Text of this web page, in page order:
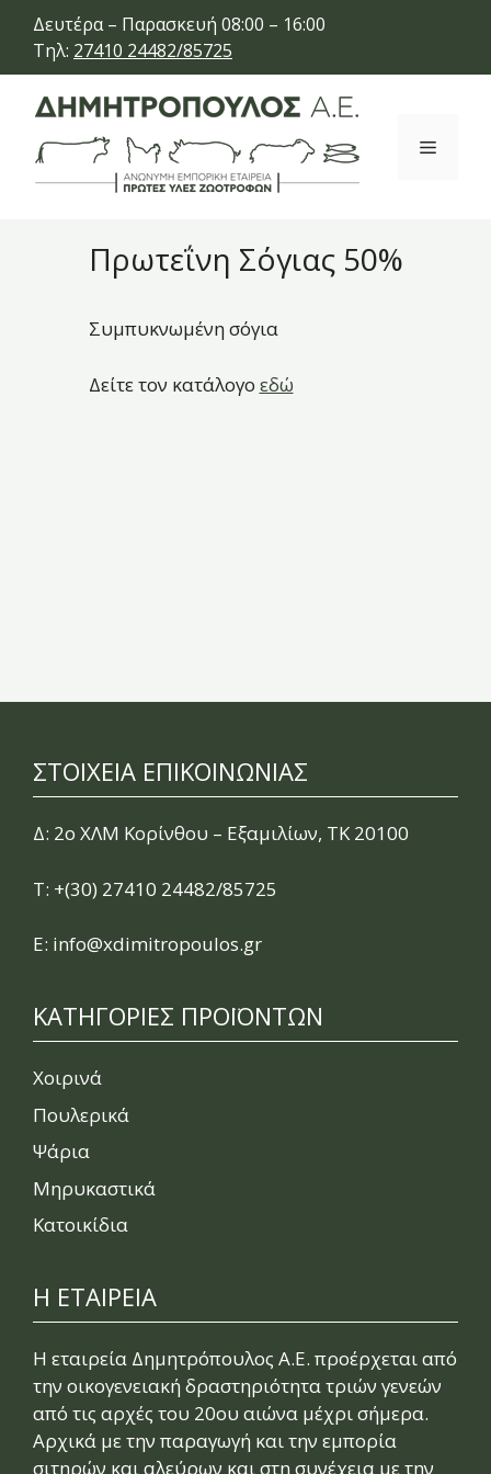
Μετάβαση
περιεχόμενο
Δευτέρα – Παρασκευή 08:00 – 16:00
Τηλ: 27410 24482/85725
Μενού
Πρωτεΐνη Σόγιας 50%
Συμπυκνωμένη σόγια
Δείτε τον κατάλογο εδώ
ΣΤΟΙΧΕΙΑ ΕΠΙΚΟΙΝΩΝΙΑΣ
Δ: 2ο ΧΛΜ Κορίνθου – Εξαμιλίων, ΤΚ 20100
Τ: +(30) 27410 24482/85725
E: info@xdimitropoulos.gr
ΚΑΤΗΓΟΡΙΕΣ ΠΡΟΪΟΝΤΩΝ
Χοιρινά
Πουλερικά
Ψάρια
Μηρυκαστικά
Κατοικίδια
Η ΕΤΑΙΡΕΙΑ
Η εταιρεία Δημητρόπουλος Α.Ε. προέρχεται από
την οικογενειακή δραστηριότητα τριών γενεών
από τις αρχές του 20ου αιώνα μέχρι σήμερα.
Αρχικά με την παραγωγή και την εμπορία
σιτηρών και αλεύρων και στη συνέχεια με την